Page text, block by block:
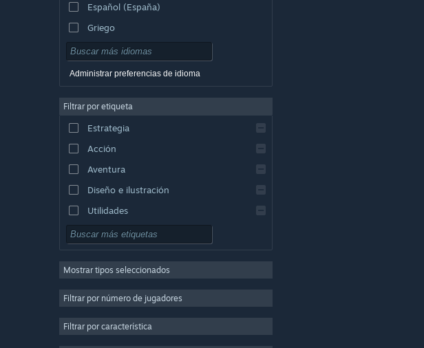
Español (España)
Griego
Administrar preferencias de idioma
Filtrar por etiqueta
Estrategia
Acción
Aventura
Diseño e ilustración
Utilidades
Free to Play
Multijugador masivo
Casuales
Mostrar tipos seleccionados
Filtrar por número de jugadores
Filtrar por característica